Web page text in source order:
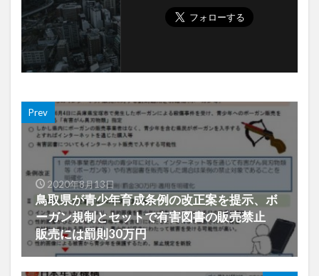
Prev
2020年8月13日
鳥取県が青少年育成条例の改正案を提示、ボ
ーガン規制とセットで有害図書の販売禁止
販売には罰則30万円